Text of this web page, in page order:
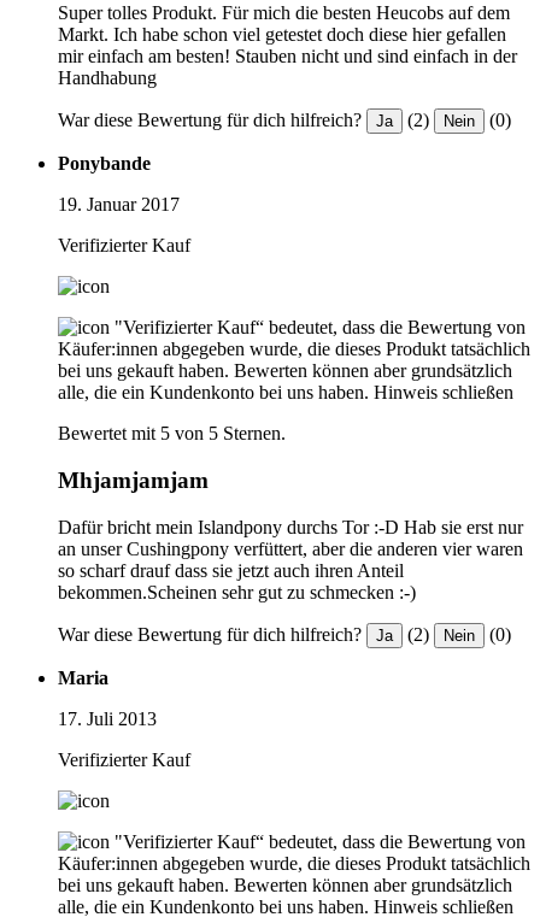
Super tolles Produkt. Für mich die besten Heucobs auf dem
Markt. Ich habe schon viel getestet doch diese hier gefallen
mir einfach am besten! Stauben nicht und sind einfach in der
Handhabung
War diese Bewertung für dich hilfreich? Ja (2) Nein (0)
Ponybande
19. Januar 2017
Verifizierter Kauf
"Verifizierter Kauf“ bedeutet, dass die Bewertung von
Käufer:innen abgegeben wurde, die dieses Produkt tatsächlich
bei uns gekauft haben. Bewerten können aber grundsätzlich
alle, die ein Kundenkonto bei uns haben. Hinweis schließen
Bewertet mit 5 von 5 Sternen.
Mhjamjamjam
Dafür bricht mein Islandpony durchs Tor :-D Hab sie erst nur
an unser Cushingpony verfüttert, aber die anderen vier waren
so scharf drauf dass sie jetzt auch ihren Anteil
bekommen.Scheinen sehr gut zu schmecken :-)
War diese Bewertung für dich hilfreich? Ja (2) Nein (0)
Maria
17. Juli 2013
Verifizierter Kauf
"Verifizierter Kauf“ bedeutet, dass die Bewertung von
Käufer:innen abgegeben wurde, die dieses Produkt tatsächlich
bei uns gekauft haben. Bewerten können aber grundsätzlich
alle, die ein Kundenkonto bei uns haben. Hinweis schließen